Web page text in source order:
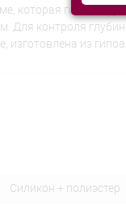
которая
Для контроля
из
Силикон + полиэстер